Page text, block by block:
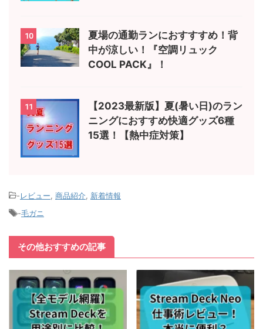
10
夏場の通勤ランにおすすすめ！背
中が涼しい！『空調リュック
COOL PACK』！
11
【2023最新版】夏(暑い日)のラン
ニングにおすすめ快適グッズ6種
15選！【熱中症対策】
-レビュー 商品紹介
新着情報
-毛ガニ
その他おすすめの記事